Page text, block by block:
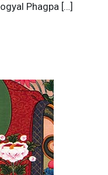
Phagpa […]